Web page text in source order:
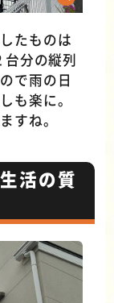
たものは
分の縦列
で雨の日
も楽に。
すね。
活の質